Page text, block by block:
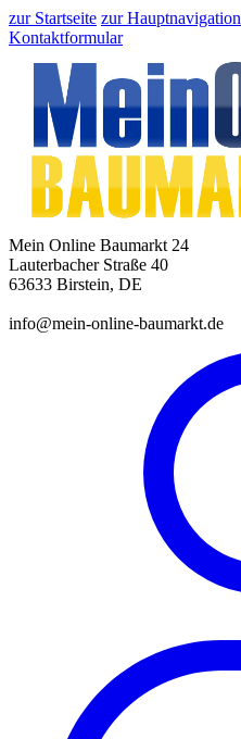
zur Startseite zur Hauptnavigation
Kontaktformular
Mein Online Baumarkt 24
Lauterbacher Straße 40
63633 Birstein, DE
info@mein-online-baumarkt.de